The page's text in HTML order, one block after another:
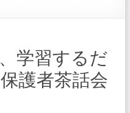
学習するだ
護者茶話会